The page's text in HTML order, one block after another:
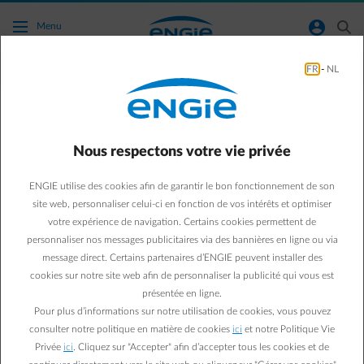
Accéder au contenu principal
Menu normal-account-circle search
Panneaux solaires
Vous habitez en Wallonie
et vous avez des
panneaux solaires ? On
vous explique votre
facture énergétique
Paul D.
FR - NL
Nous respectons votre vie privée
ENGIE utilise des cookies afin de garantir le bon fonctionnement de son
site web, personnaliser celui-ci en fonction de vos intérêts et optimiser
votre expérience de navigation. Certains cookies permettent de
personnaliser nos messages publicitaires via des bannières en ligne ou via
message direct. Certains partenaires d’ENGIE peuvent installer des
cookies sur notre site web afin de personnaliser la publicité qui vous est
présentée en ligne.
Pour plus d’informations sur notre utilisation de cookies, vous pouvez
consulter notre politique en matière de cookies ici et notre Politique Vie
Privée ici . Cliquez sur "Accepter" afin d’accepter tous les cookies et de